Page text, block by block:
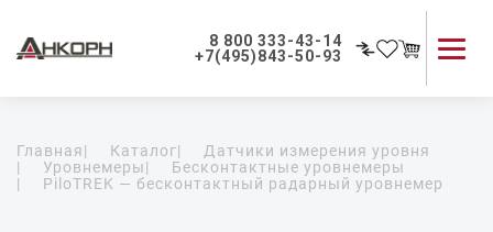
8 800 333-43-14
+7(495)843-50-93
Применение приборов
Как мы работаем
Главная| Каталог|
Датчики измерения уровня
|
Уровнемеры|
Бесконтактные уровнемеры
|
PiloTREK — бесконтактный радарный уровнемер